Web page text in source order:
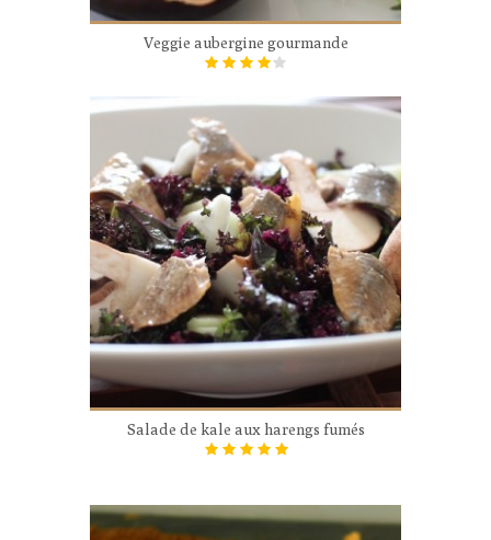
Veggie aubergine gourmande
Salade de kale aux harengs fumés